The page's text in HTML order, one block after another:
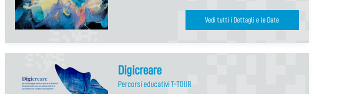
Vedi tutti i Dettagli e le Date
Digicreare
Percorsi educativi T-TOUR